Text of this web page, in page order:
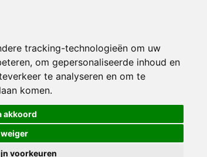
tracking-technologieën om uw
om gepersonaliseerde inhoud en
te analyseren en om te
komen.
akkoord
voorkeuren
laatste Nieuwsbrief
Inschrijven